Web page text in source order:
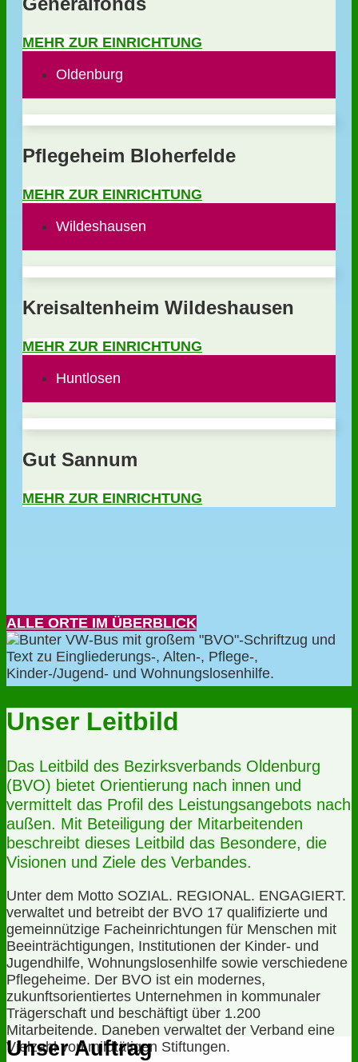
MEHR ZUR EINRICHTUNG
Oldenburg
Pflegeheim Bloherfelde
MEHR ZUR EINRICHTUNG
Wildeshausen
Kreisaltenheim Wildeshausen
MEHR ZUR EINRICHTUNG
Huntlosen
Gut Sannum
MEHR ZUR EINRICHTUNG
ALLE ORTE IM ÜBERBLICK
Unser Leitbild
Das Leitbild des Bezirksverbands Oldenburg
(BVO) bietet Orientierung nach innen und
vermittelt das Profil des Leistungsangebots nach
außen. Mit Beteiligung der Mitarbeitenden
beschreibt dieses Leitbild das Besondere, die
Visionen und Ziele des Verbandes.
Unter dem Motto SOZIAL. REGIONAL. ENGAGIERT.
verwaltet und betreibt der BVO 17 qualifizierte und
gemeinnützige Facheinrichtungen für Menschen mit
Beeinträchtigungen, Institutionen der Kinder- und
Jugendhilfe, Wohnungslosenhilfe sowie verschiedene
Pflegeheime. Der BVO ist ein modernes,
zukunftsorientiertes Unternehmen in kommunaler
Trägerschaft und beschäftigt über 1.200
Mitarbeitende. Daneben verwaltet der Verband eine
Vielzahl von mildtätigen Stiftungen.
Unser Auftrag